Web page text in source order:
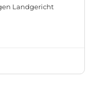
Landgericht